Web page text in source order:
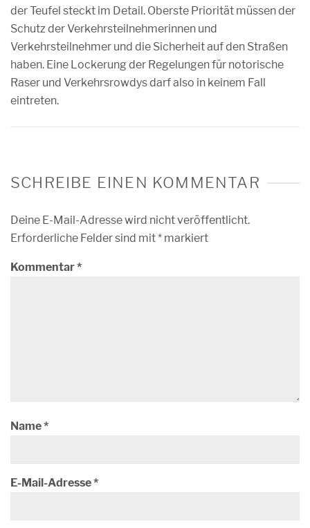
der Teufel steckt im Detail. Oberste Priorität müssen der
Schutz der Verkehrsteilnehmerinnen und
Verkehrsteilnehmer und die Sicherheit auf den Straßen
haben. Eine Lockerung der Regelungen für notorische
Raser und Verkehrsrowdys darf also in keinem Fall
eintreten.
SCHREIBE EINEN KOMMENTAR
Deine E-Mail-Adresse wird nicht veröffentlicht.
Erforderliche Felder sind mit* markiert
Kommentar*
Name*
E-Mail-Adresse*